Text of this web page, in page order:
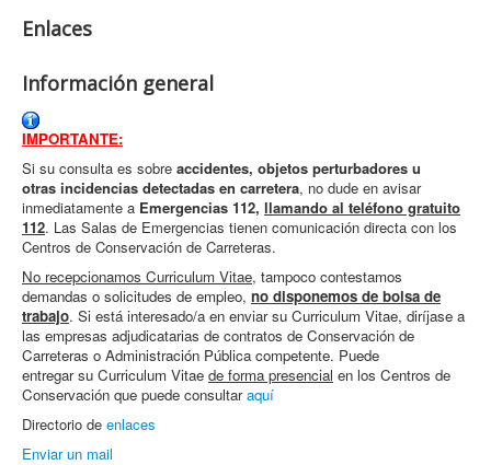
Enlaces
Información general
IMPORTANTE:
Si su consulta es sobre accidentes, objetos perturbadores u
otras incidencias detectadas en carretera, no dude en avisar
inmediatamente a Emergencias 112, llamando al teléfono gratuito
112. Las Salas de Emergencias tienen comunicación directa con los
Centros de Conservación de Carreteras.
No recepcionamos Curriculum Vitae, tampoco contestamos
demandas o solicitudes de empleo, no disponemos de bolsa de
trabajo. Si está interesado/a en enviar su Curriculum Vitae, diríjase a
las empresas adjudicatarias de contratos de Conservación de
Carreteras o Administración Pública competente. Puede
entregar su Curriculum Vitae de forma presencial en los Centros de
Conservación que puede consultaraquí
Directorio de enlaces
Enviar un mail